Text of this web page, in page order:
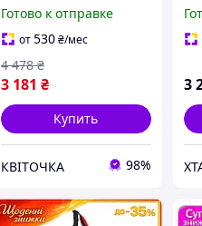
бордовая для туризма
и походов складная
99/KVI
Готово к отправке
от530₴/мес
3 181 ₴
4 478 ₴
Купить
КВІТОЧКА 98%
3